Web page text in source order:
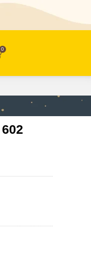
0